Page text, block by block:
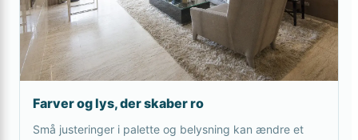
Farver og lys, der skaber ro
Små justeringer i palette og belysning kan ændre et